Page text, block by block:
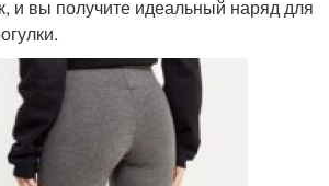
и вы получите идеальный наряд для